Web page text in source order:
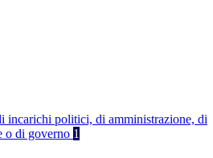
incarichi politici, di amministrazione, di
o di governo 1